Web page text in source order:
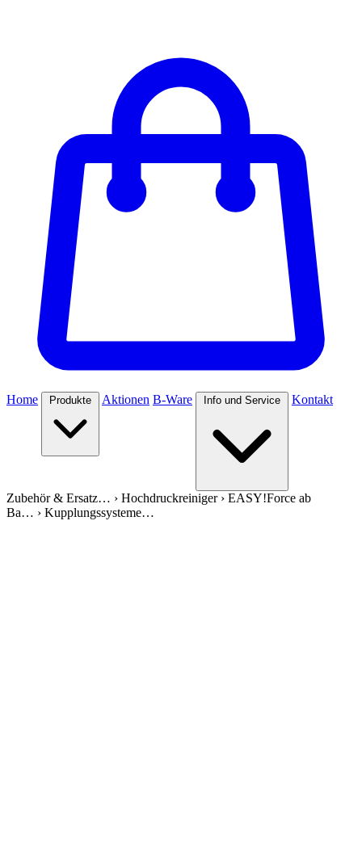
Home Produkte Aktionen B-Ware Info und Service Kontakt
Zubehör & Ersatz… › Hochdruckreiniger› EASY!Force ab
Ba… › Kupplungssysteme…